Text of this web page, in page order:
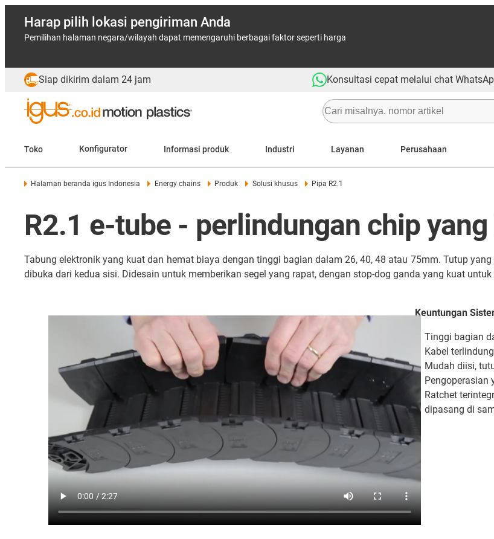
Harap pilih lokasi pengiriman Anda
Pemilihan halaman negara/wilayah dapat memengaruhi berbagai faktor seperti harga
Siap dikirim dalam 24 jam Konsultasi cepat melalui chat
Toko Konfigurator Informasi produk Industri Layanan Perusahaan
Halaman beranda igus Indonesia Energy chains Produk Solusi khusus Pipa R2.1
R2.1 e-tube - perlindungan chip
Tabung elektronik yang kuat dan hemat biaya dengan tinggi bagian dalam 26, 40, 48 atau 75mm. Tutup
dibuka dari kedua sisi. Didesain untuk memberikan segel yang rapat, dengan stop-dog ganda yang kuat
Keuntungan
Tinggi bagian
Kabel
Mudah diisi,
Pengoperasian
Ratchet
dipasang di